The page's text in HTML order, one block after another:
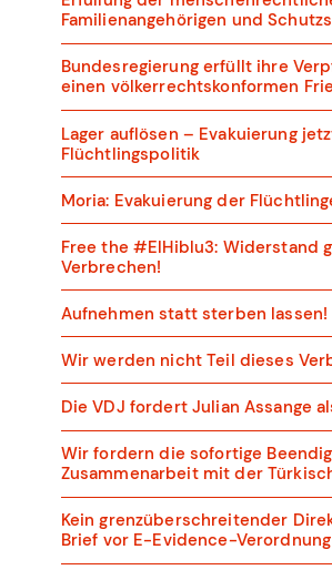
Familienangehörigen und
Bundesregierung erfüllt ihre
einen völkerrechtskonformen
Lager auflösen – Evakuierung
Flüchtlingspolitik
Moria: Evakuierung der
Free the #ElHiblu3: Widerstand
Verbrechen!
Aufnehmen statt sterben
Wir werden nicht Teil dieses
Die VDJ fordert Julian Assange
Wir fordern die sofortige
Zusammenarbeit mit der
Kein grenzüberschreitender
Brief vor E-Evidence-Verordnung